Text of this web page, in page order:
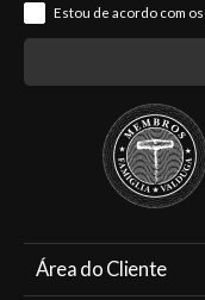
Estou de acordo com os
Área do Cliente